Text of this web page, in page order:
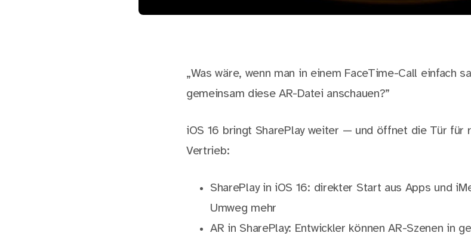
„Was wäre, wenn man in einem FaceTime-Call einfach
gemeinsam diese AR-Datei anschauen?”
iOS 16 bringt SharePlay weiter — und öffnet die Tür für
Vertrieb:
SharePlay in iOS 16: direkter Start aus Apps und
Umweg mehr
AR in SharePlay: Entwickler können AR-Szenen in